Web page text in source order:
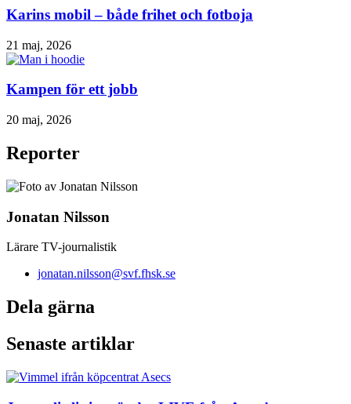
Karins mobil – både frihet och fotboja
21 maj, 2026
Kampen för ett jobb
20 maj, 2026
Reporter
Jonatan Nilsson
Lärare TV-journalistik
jonatan.nilsson@svf.fhsk.se
Dela gärna
Senaste artiklar